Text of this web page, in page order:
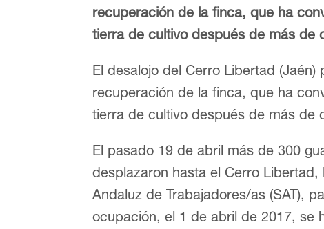
recuperación de la finca, que ha
tierra de cultivo después de más de
El desalojo del Cerro Libertad
recuperación de la finca, que ha
tierra de cultivo después de más de
El pasado 19 de abril más de 300
desplazaron hasta el Cerro
Andaluz de Trabajadores/as (SAT),
ocupación, el 1 de abril de 2017, se